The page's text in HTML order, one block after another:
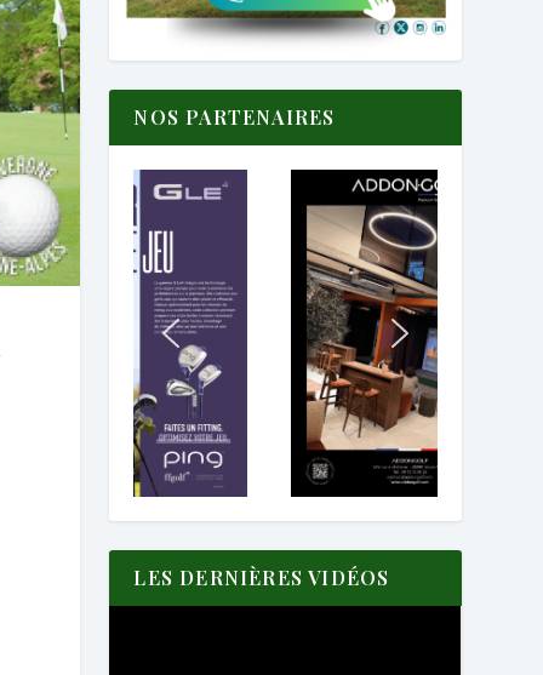
NOS PARTENAIRES
LES DERNIÈRES VIDÉOS